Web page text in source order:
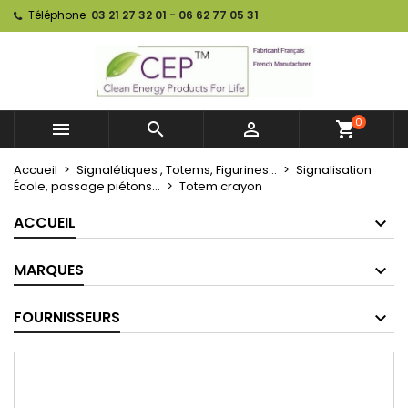
Téléphone: 03 21 27 32 01 - 06 62 77 05 31
   shopping_cart0
Accueil Signalétiques , Totems, Figurines...
Signalisation
École, passage piétons...
Totem crayon
ACCUEIL
MARQUES
FOURNISSEURS